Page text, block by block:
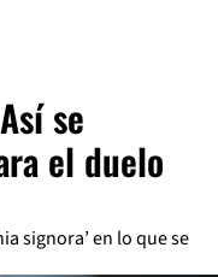
se
el duelo
signora’ en lo que se